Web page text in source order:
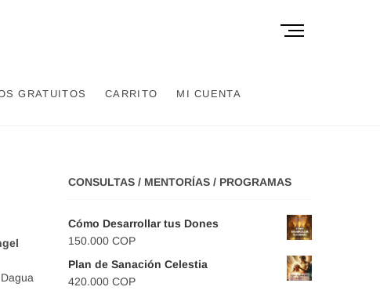
GRATUITOS CARRITO MI CUENTA
B
e
ú
CONSULTAS / MENTORÍAS / PROGRAMAS
Cómo Desarrollar tus Dones
150.000 COP
Plan de Sanación Celestia
420.000 COP